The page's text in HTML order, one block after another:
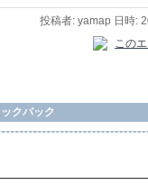
投稿者: yamap 日時:
ックバック